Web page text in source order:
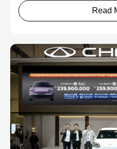
rumah yang hangat dan
pengalaman menyeluruh
program apresiasi untuk
Read